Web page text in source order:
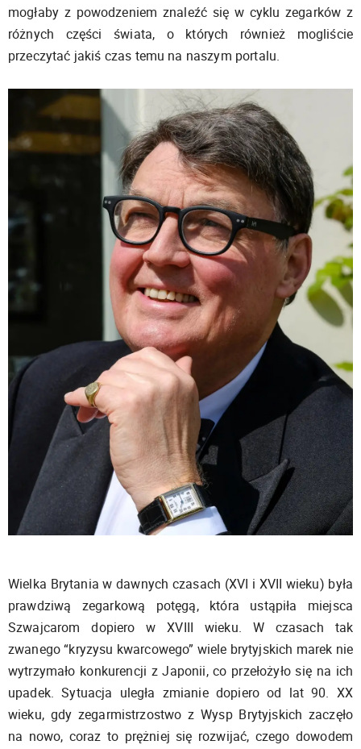
mogłaby z powodzeniem znaleźć się w cyklu zegarków z
różnych części świata, o których również mogliście
przeczytać jakiś czas temu na naszym portalu.
Wielka Brytania w dawnych czasach (XVI i XVII wieku) była
prawdziwą zegarkową potęgą, która ustąpiła miejsca
Szwajcarom dopiero w XVIII wieku. W czasach tak
zwanego “kryzysu kwarcowego” wiele brytyjskich marek nie
wytrzymało konkurencji z Japonii, co przełożyło się na ich
upadek. Sytuacja uległa zmianie dopiero od lat 90. XX
wieku, gdy zegarmistrzostwo z Wysp Brytyjskich zaczęło
na nowo, coraz to prężniej się rozwijać, czego dowodem